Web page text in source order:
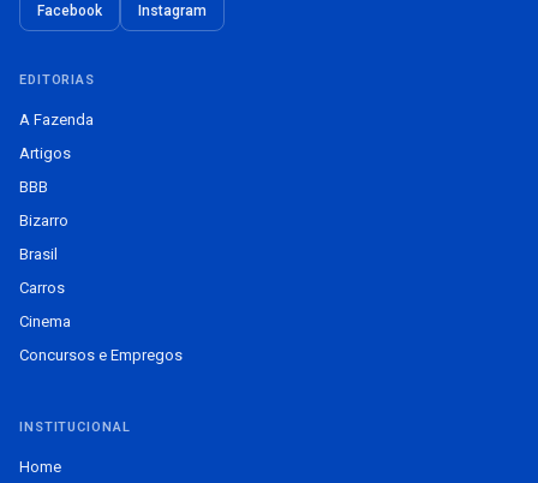
Facebook Instagram
EDITORIAS
A Fazenda
Artigos
BBB
Bizarro
Brasil
Carros
Cinema
Concursos e Empregos
INSTITUCIONAL
Home